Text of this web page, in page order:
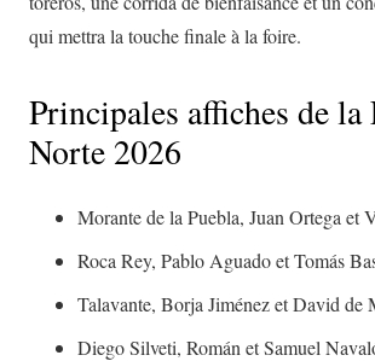
qui mettra la touche finale à la foire.
Principales affiches de la
Norte 2026
Morante de la Puebla, Juan Ortega et
Roca Rey, Pablo Aguado et Tomás
Talavante, Borja Jiménez et David de
Diego Silveti, Román et Samuel